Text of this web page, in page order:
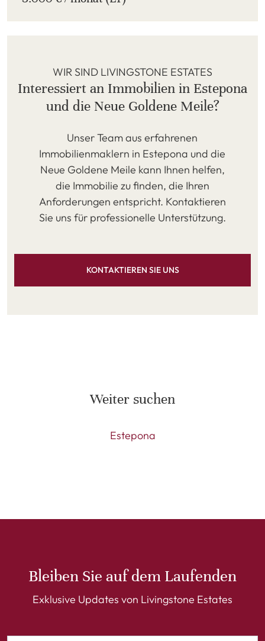
WIR SIND LIVINGSTONE ESTATES
Interessiert an Immobilien in Estepona
und die Neue Goldene Meile?
Unser Team aus erfahrenen
Immobilienmaklern in Estepona und die
Neue Goldene Meile kann Ihnen helfen,
die Immobilie zu finden, die Ihren
Anforderungen entspricht. Kontaktieren
Sie uns für professionelle Unterstützung.
KONTAKTIEREN SIE UNS
Weiter suchen
Estepona
Bleiben Sie auf dem Laufenden
Exklusive Updates von Livingstone Estates